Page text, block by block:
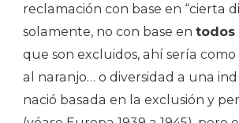
reclamación con base en “cierta
solamente, no con base en todos
que son excluidos, ahí sería
al naranjo… o diversidad a una
nació basada en la exclusión y